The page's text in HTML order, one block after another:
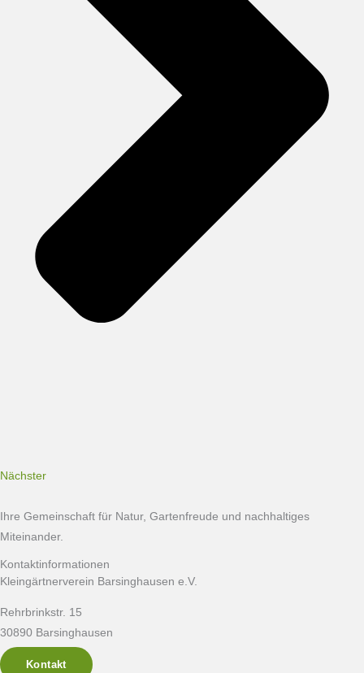
Nächster
Ihre Gemeinschaft für Natur, Gartenfreude und nachhaltiges
Miteinander.
Kontaktinformationen
Kleingärtnerverein Barsinghausen e.V.
Rehrbrinkstr. 15
30890 Barsinghausen
Kontakt